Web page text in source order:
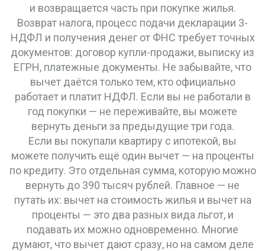
и возвращается часть при покупке жилья.
Возврат налога, процесс подачи декларации 3-
НДФЛ и получения денег от ФНС требует точных
документов: договор купли-продажи, выписку из
ЕГРН, платежные документы. Не забывайте, что
вычет даётся только тем, кто официально
работает и платит НДФЛ. Если вы не работали в
год покупки — не переживайте, вы можете
вернуть деньги за предыдущие три года.
Если вы покупали квартиру с ипотекой, вы
можете получить ещё один вычет — на проценты
по кредиту. Это отдельная сумма, которую можно
вернуть до 390 тысяч рублей. Главное — не
путать их: вычет на стоимость жилья и вычет на
проценты — это два разных вида льгот, и
подавать их можно одновременно. Многие
думают, что вычет дают сразу, но на самом деле